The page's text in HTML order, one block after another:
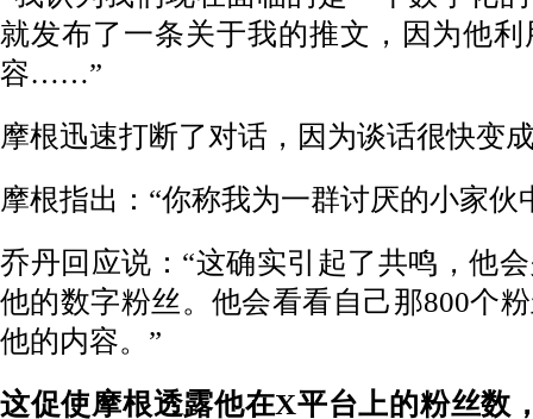
就发布了一条关于我的推文，因为他
容……”
摩根迅速打断了对话，因为谈话很快变
摩根指出：“你称我为一群讨厌的小家伙
乔丹回应说：“这确实引起了共鸣，他
他的数字粉丝。他会看看自己那800个
他的内容。”
这促使摩根透露他在X平台上的粉丝数